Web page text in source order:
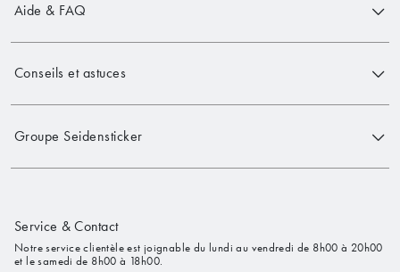
Aide & FAQ
Conseils et astuces
Groupe Seidensticker
Service & Contact
Notre service clientèle est joignable du lundi au vendredi de 8h00 à 20h00
et le samedi de 8h00 à 18h00.